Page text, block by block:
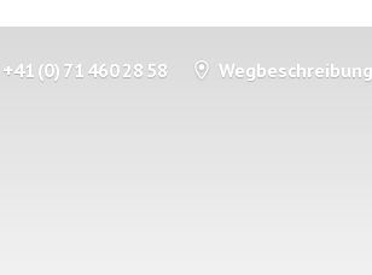
+41 (0) 71 460 28 58